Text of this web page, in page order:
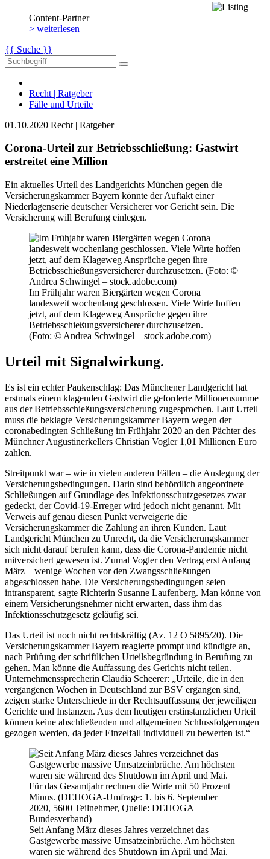
Content-Partner
> weiterlesen
{{ Suche }}
Recht | Ratgeber
Fälle und Urteile
01.10.2020 Recht | Ratgeber
Corona-Urteil zur Betriebs­schließung: Gastwirt
erstreitet eine Million
Ein aktuelles Urteil des Landgerichts München gegen die
Versicherungskammer Bayern könnte der Auftakt einer
Niederlagenserie deutscher Versicherer vor Gericht sein. Die
Versicherung will Berufung einlegen.
Im Frühjahr waren Biergärten wegen Corona
landesweit wochenlang geschlossen. Viele Wirte hoffen
jetzt, auf dem Klageweg Ansprüche gegen ihre
Betriebsschießungsversicherer durchzusetzen.
(Foto: © Andrea Schwingel – stock.adobe.com)
Urteil mit Signalwirkung.
Es ist ein echter Paukenschlag: Das Münchener Landgericht hat
erstmals einem klagenden Gastwirt die geforderte Millionensumme
aus der Betriebsschießungsversicherung zugesprochen. Laut Urteil
muss die beklagte Versicherungskammer Bayern wegen der
coronabedingten Schließung im Frühjahr 2020 an den Pächter des
Münchner Augustinerkellers Christian Vogler 1,01 Millionen Euro
zahlen.
Streitpunkt war – wie in vielen anderen Fällen – die Auslegung der
Versicherungsbedingungen. Darin sind behördlich angeordnete
Schließungen auf Grundlage des Infektionsschutzgesetzes zwar
gedeckt, der Covid-19-Erreger wird jedoch nicht genannt. Mit
Verweis auf genau diesen Punkt verweigerte die
Versicherungskammer die Zahlung an ihren Kunden. Laut
Landgericht München zu Unrecht, da die Versicherungskammer
sich nicht darauf berufen kann, dass die Corona-Pandemie nicht
mitversichert gewesen ist. Zumal Vogler den Vertrag erst Anfang
März – wenige Wochen vor den Zwangsschließungen –
abgeschlossen habe. Die Versicherungsbedingungen seien
intransparent, sagte Richterin Susanne Laufenberg. Man könne von
einem Versicherungsnehmer nicht erwarten, dass ihm das
Infektionsschutzgesetz geläufig sei.
Das Urteil ist noch nicht rechtskräftig (Az. 12 O 5895/20). Die
Versicherungskammer Bayern reagierte prompt und kündigte an,
nach Prüfung der schriftlichen Urteilsbegründung in Berufung zu
gehen. Man könne die Auffassung des Gerichts nicht teilen.
Unternehmenssprecherin Claudia Scheerer: „Urteile, die in den
vergangenen Wochen in Deutschland zur BSV ergangen sind,
zeigen starke Unterschiede in der Rechtsauffassung der jeweiligen
Gerichte und Instanzen. Aus dem heutigen erstinstanzlichen Urteil
können keine abschließenden und allgemeinen Schlussfolgerungen
gezogen werden, da jeder Einzelfall individuell zu bewerten ist.“
Seit Anfang März dieses Jahres verzeichnet das
Gastgewerbe massive Umsatzeinbrüche. Am höchsten
waren sie während des Shutdown im April und Mai.